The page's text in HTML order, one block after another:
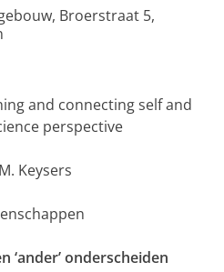
Broerstraat 5,
and connecting self and
perspective
Keysers
‘ander’ onderscheiden